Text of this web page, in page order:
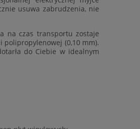
usuwa zabrudzenia, nie
na czas transportu zostaje
polipropylenowej (0,10 mm).
do Ciebie w idealnym